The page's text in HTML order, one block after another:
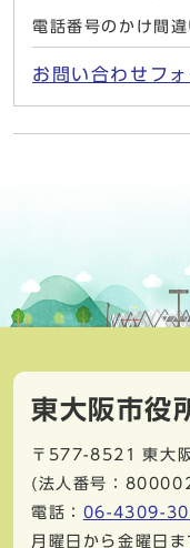
電話番号のかけ間
お問い合わせフォ
東大阪市役
〒577-8521
東大
(法人番号：
電話： 06-4309-
月曜日から金曜日